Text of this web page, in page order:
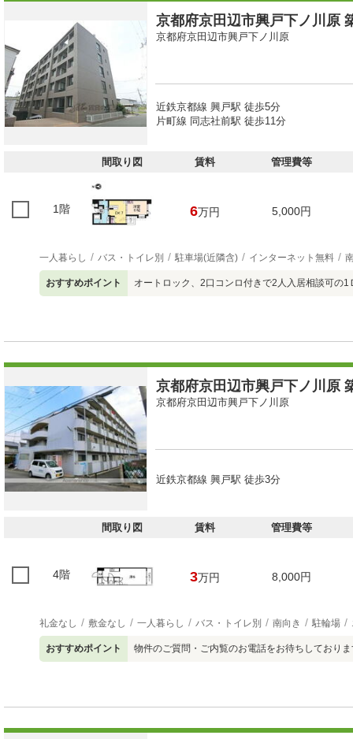
京都府京田辺市興戸下ノ川原
京都府京田辺市興戸下ノ川原
近鉄京都線 興戸駅 徒歩5分
片町線 同志社前駅 徒歩11分
間取り図 賃料 管理費等
1階 6万円 5,000円
一人暮らし バス・トイレ別 駐車場(近隣含) インターネット無料
おすすめポイント オートロック、2口コンロ付きで2人入居相談可の
京都府京田辺市興戸下ノ川原
京都府京田辺市興戸下ノ川原
近鉄京都線 興戸駅 徒歩3分
間取り図 賃料 管理費等
4階 3万円 8,000円
礼金なし 敷金なし 一人暮らし バス・トイレ別 南向き 駐輪場
おすすめポイント 物件のご質問・ご内覧のお電話をお待ちしており